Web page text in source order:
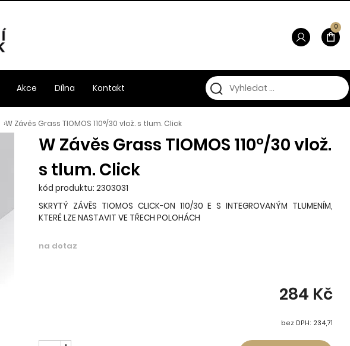
›W Závěs Grass TIOMOS 110°/30 vlož. s tlum. Click
W Závěs Grass TIOMOS 110°/30 vlož.
s tlum. Click
kód produktu: 2303031
SKRYTÝ ZÁVĚS TIOMOS CLICK-ON 110/30 E S INTEGROVANÝM TLUMENÍM,
KTERÉ LZE NASTAVIT VE TŘECH POLOHÁCH
na dotaz
284 Kč
bez DPH: 234,71
Akce Dílna Kontakt
0